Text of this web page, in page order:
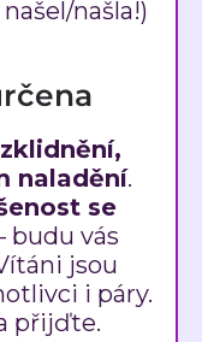
našla!)
zklidnění,
naladění.
se
budu vás
jsou
i páry.
přijďte.